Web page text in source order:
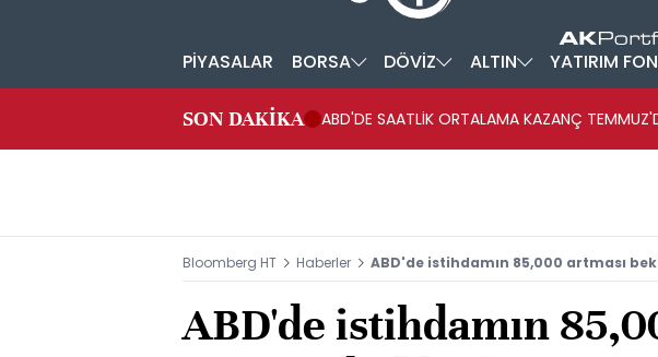
PİYASALAR BORSA DÖVİZ ALTIN YATIRIM
SON DAKİKA ABD'DE SAATLİK ORTALAMA KAZANÇ
Bloomberg HT Haberler ABD'de istihdamın 85,000 artması
ABD'de istihdamın